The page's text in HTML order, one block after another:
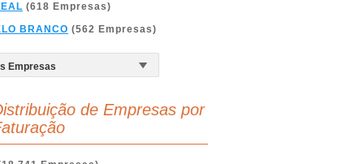
(618 Empresas)
BRANCO (562 Empresas)
de Empresas por